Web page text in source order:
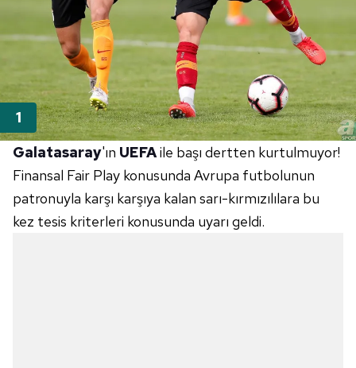
Galatasaray'ın UEFAile başı dertten kurtulmuyor!
Finansal Fair Play konusunda Avrupa futbolunun
patronuyla karşı karşıya kalan sarı-kırmızılılara bu
kez tesis kriterleri konusunda uyarı geldi.